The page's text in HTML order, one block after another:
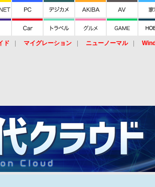
ド マイグレーション ニューノーマル